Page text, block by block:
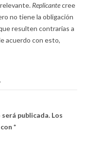
Replicantecree
no tiene la obligación
resulten contrarias a
acuerdo con esto,
publicada. Los
*